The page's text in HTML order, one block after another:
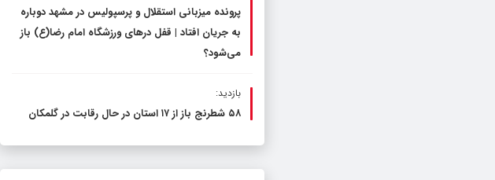
پرونده میزبانی استقلال و پرسپولیس در مشهد دوباره
به جریان افتاد | قفل در‌های ورزشگاه امام رضا(ع) باز
می‌شود؟
بازدید:
۵۸ شطرنج‌ باز از ۱۷ استان در حال رقابت در گلمکان